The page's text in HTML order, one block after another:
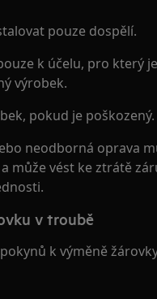
pouze dospělí.
k účelu, pro který
výrobek.
pokud je poškozený.
neodborná oprava
může vést ke ztrátě
v troubě
k výměně